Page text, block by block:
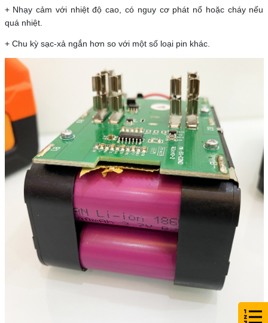
+ Nhạy cảm với nhiệt độ cao, có nguy cơ phát nổ hoặc cháy nếu
quá nhiệt.
+ Chu kỳ sạc-xả ngắn hơn so với một số loại pin khác.